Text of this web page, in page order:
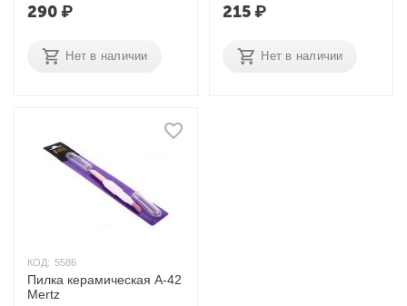
290₽
Нет в наличии
215₽
Нет в наличии
КОД: 5586
Пилка керамическая А-42
Mertz